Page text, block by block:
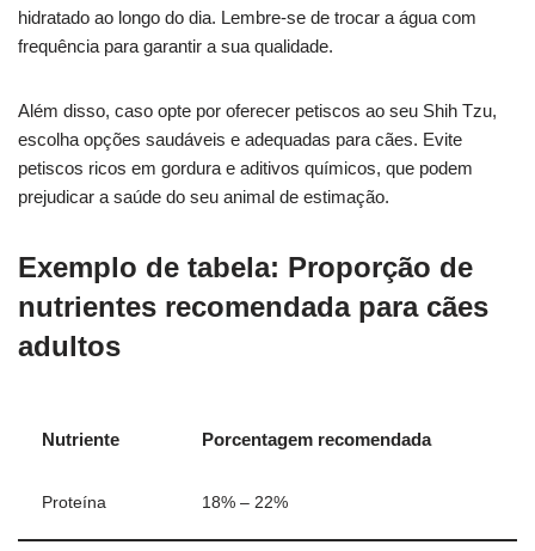
hidratado ao longo do dia. Lembre-se de trocar a água com
frequência para garantir a sua qualidade.
Além disso, caso opte por oferecer petiscos ao seu Shih Tzu,
escolha opções saudáveis e adequadas para cães. Evite
petiscos ricos em gordura e aditivos químicos, que podem
prejudicar a saúde do seu animal de estimação.
Exemplo de tabela: Proporção de
nutrientes recomendada para cães
adultos
Nutriente Porcentagem recomendada
Proteína 18% – 22%